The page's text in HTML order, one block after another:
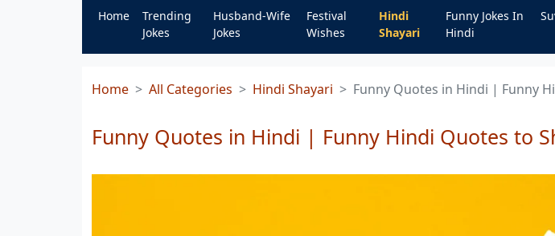
Home
Trending
Jokes
Husband-Wife
Jokes
Festival
Wishes
Hindi
Shayari
Funny Jokes In
Hindi
Home All Categories Hindi Shayari Funny Quotes in Hindi | Funny
Funny Quotes in Hindi | Funny Hindi Quotes to